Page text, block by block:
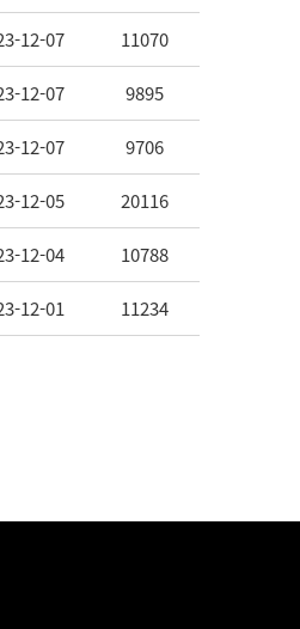
12-07 11070
12-07 9895
12-07 9706
12-05 20116
12-04 10788
12-01 11234